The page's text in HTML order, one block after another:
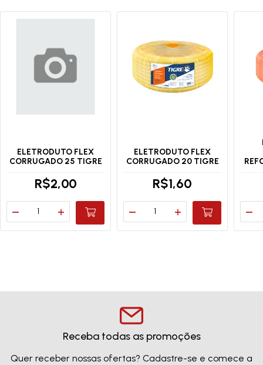
ELETRODUTO FLEX
CORRUGADO 25 TIGRE
R$2,00
ELETRODUTO FLEX
CORRUGADO 20 TIGRE
R$1,60
Receba todas as promoções
Quer receber nossas ofertas? Cadastre-se e comece a